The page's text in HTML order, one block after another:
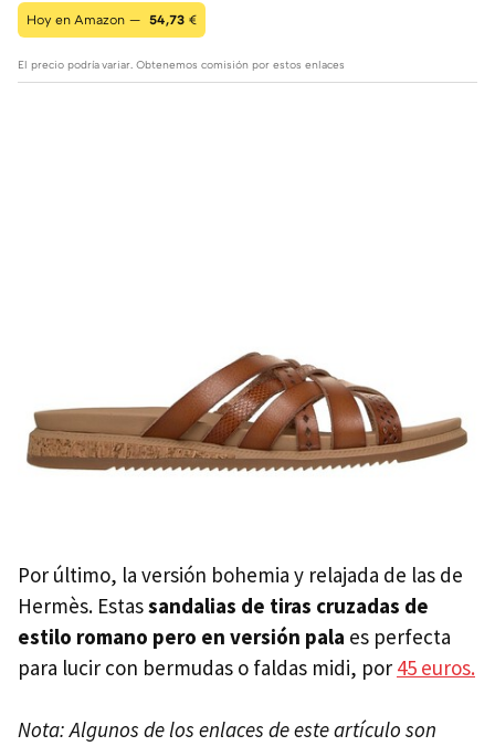
Hoy en Amazon — 54,73 €
El precio podría variar. Obtenemos comisión por estos enlaces
Por último, la versión bohemia y relajada de las de
Hermès. Estassandalias de tiras cruzadas de
estilo romano pero en versión pala es perfecta
para lucir con bermudas o faldas midi, por 45 euros.
Nota: Algunos de los enlaces de este artículo son